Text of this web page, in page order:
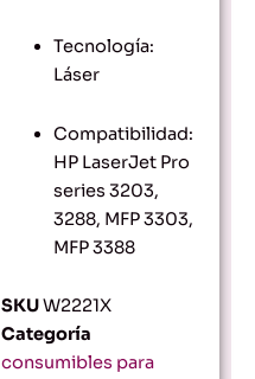
Tecnología:
Láser
Compatibilidad:
HP LaserJet Pro
series 3203,
3288, MFP 3303,
MFP 3388
SKUW2221X
Categoría
consumibles para